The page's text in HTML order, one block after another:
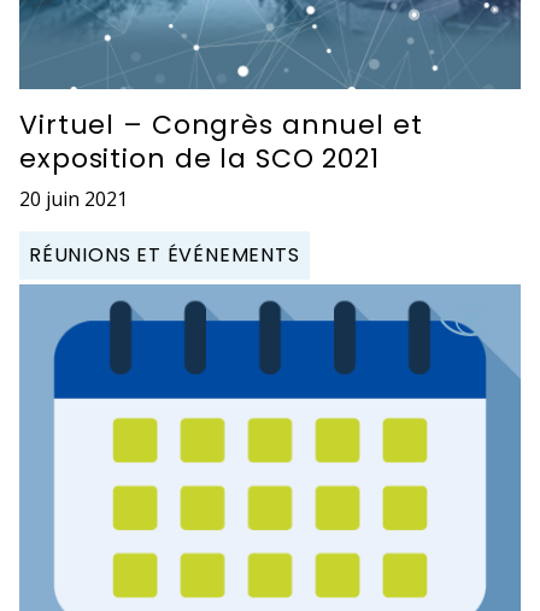
Virtuel – Congrès annuel et
exposition de la SCO 2021
20 juin 2021
RÉUNIONS ET ÉVÉNEMENTS